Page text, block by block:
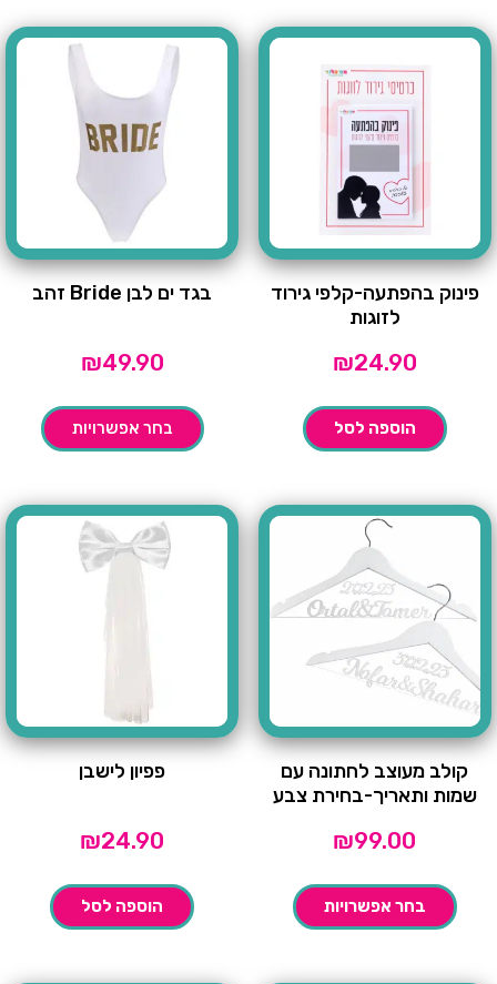
פינוק בהפתעה-קלפי גירוד
לזוגות
₪24.90
הוספה לסל
בגד ים לבן Bride זהב
₪49.90
בחר אפשרויות
קולב מעוצב לחתונה עם
שמות ותאריך-בחירת צבע
₪99.00
בחר אפשרויות
פפיון לישבן
₪24.90
הוספה לסל